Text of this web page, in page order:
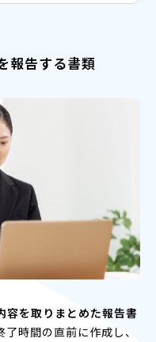
報告する書類
容を取りまとめた報告書
時間の直前に作成し、